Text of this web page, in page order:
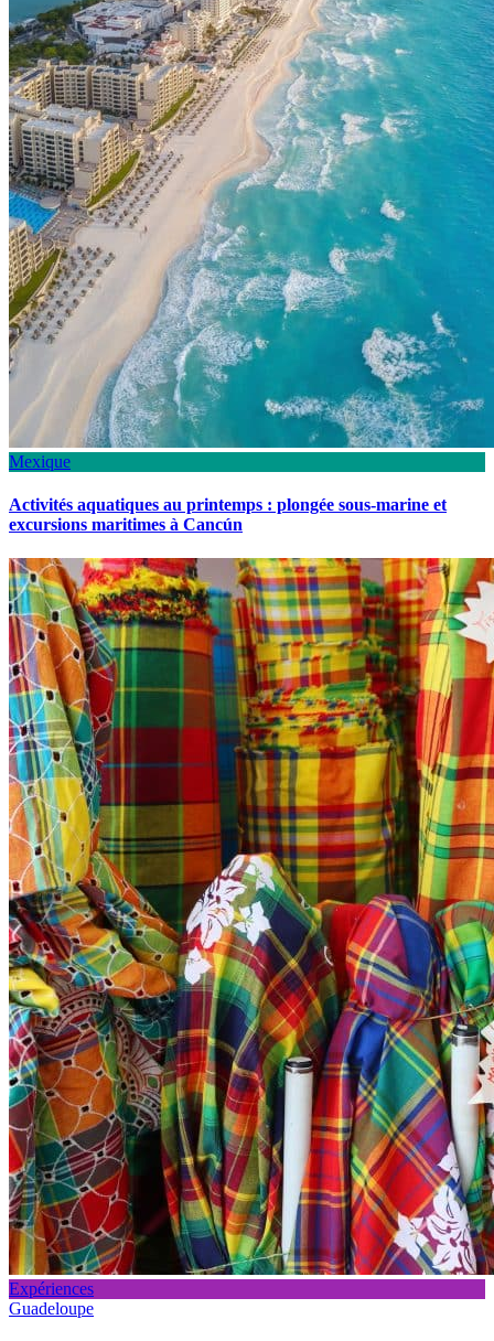
Mexique
Activités aquatiques au printemps : plongée sous-marine et
excursions maritimes à Cancún
Expériences
Guadeloupe